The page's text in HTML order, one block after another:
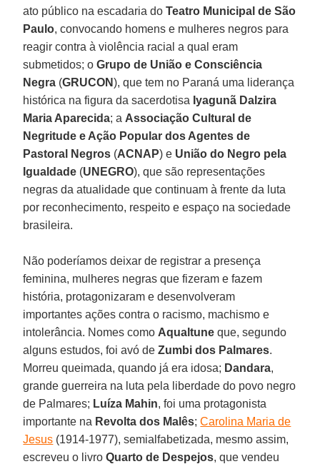
ato público na escadaria doTeatro Municipal de São
Paulo, convocando homens e mulheres negros para
reagir contra à violência racial a qual eram
submetidos; oGrupo de União e Consciência
Negra (GRUCON), que tem no Paraná uma liderança
histórica na figura da sacerdotisa Iyagunã Dalzira
Maria Aparecida; a Associação Cultural de
Negritude e Ação Popular dos Agentes de
Pastoral Negros (ACNAP) e União do Negro pela
Igualdade (UNEGRO), que são representações
negras da atualidade que continuam à frente da luta
por reconhecimento, respeito e espaço na sociedade
brasileira.
Não poderíamos deixar de registrar a presença
feminina, mulheres negras que fizeram e fazem
história, protagonizaram e desenvolveram
importantes ações contra o racismo, machismo e
intolerância. Nomes como Aqualtune que, segundo
alguns estudos, foi avó deZumbi dos Palmares.
Morreu queimada, quando já era idosa; Dandara,
grande guerreira na luta pela liberdade do povo negro
de Palmares; Luíza Mahin, foi uma protagonista
importante na Revolta dos Malês;Carolina Maria de
Jesus (1914-1977), semialfabetizada, mesmo assim,
escreveu o livroQuarto de Despejos, que vendeu